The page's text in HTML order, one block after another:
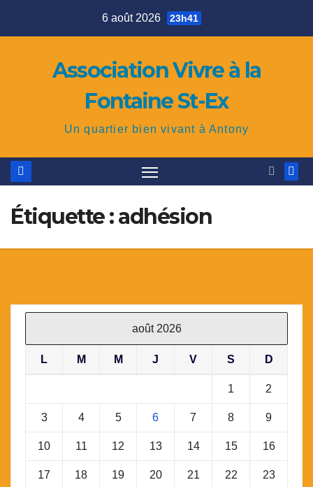
6 août 2026 23h41
Association Vivre à la
Fontaine St-Ex
Un quartier bien vivant à Antony
Étiquette : adhésion
août 2026
L M M J V S D
1 2
3 4 5 6 7 8 9
10 11 12 13 14 15 16
17 18 19 20 21 22 23